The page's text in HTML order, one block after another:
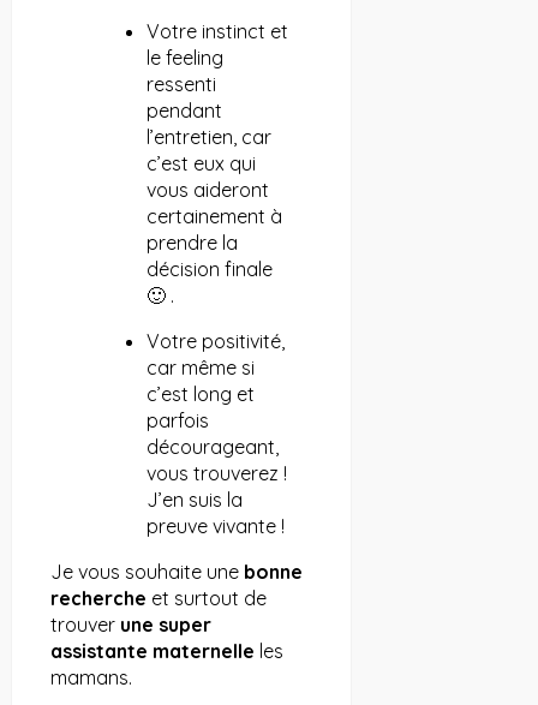
Votre instinct et
le feeling
ressenti
pendant
l’entretien, car
c’est eux qui
vous aideront
certainement à
prendre la
décision finale
🙂 .
Votre positivité,
car même si
c’est long et
parfois
décourageant,
vous trouverez !
J’en suis la
preuve vivante !
Je vous souhaite une bonne
recherche et surtout de
trouver une super
assistante maternelle les
mamans.